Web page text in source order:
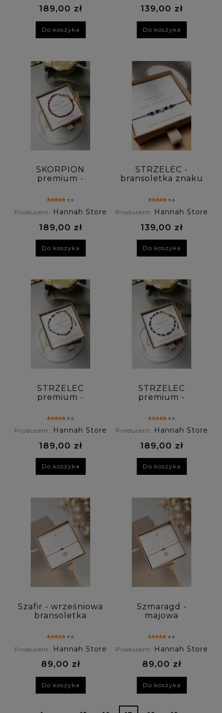
189,00 zł
Do koszyka
139,00 zł
Do koszyka
SKORPION
premium -
zodiaku - rubin ,
5.0
Producent: Hannah Store
189,00 zł
Do koszyka
STRZELEC -
bransoletka znaku
chalcedon ,
5.0
Producent: Hannah Store
139,00 zł
Do koszyka
STRZELEC
premium -
zodiaku -
lazuli, opal
5.0
Producent: Hannah Store
189,00 zł
Do koszyka
STRZELEC
premium -
zodiaku - sodalit ,
lazuli
5.0
Producent: Hannah Store
189,00 zł
Do koszyka
Szafir - wrześniowa
bransoletka
czerwonej nici
5.0
Producent: Hannah Store
89,00 zł
Do koszyka
Szmaragd -
majowa
szczęścia na
4.9
Producent: Hannah Store
89,00 zł
Do koszyka